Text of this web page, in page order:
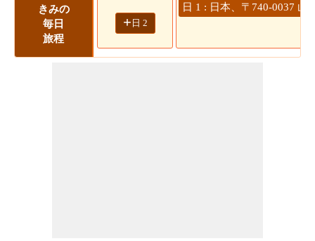
きみの
毎日
旅程
+ 日 2
日 1 : 日本、〒740-0037 山